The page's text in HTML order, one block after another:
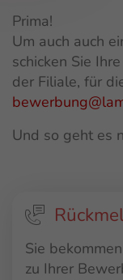
Prima!
Um auch auch
schicken Sie
der Filiale, für
Und so geht es
Sie
zu Ihrer